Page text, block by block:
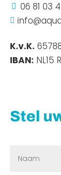
 06 81 03

K.v.K.
IBAN: NL15
Stel